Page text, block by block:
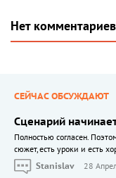
Нет
СЕЙЧАС ОБСУЖДАЮТ
Сценарий
Полностью согласен.
сюжет, есть уроки и есть
Stanislav
28